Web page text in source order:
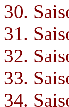
30.
31.
32.
33.
34.